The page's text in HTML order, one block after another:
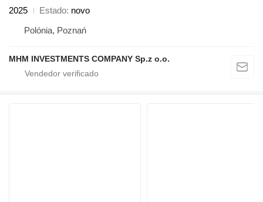
2025
Estado novo
Polónia, Poznań
MHM INVESTMENTS COMPANY Sp.z o.o.